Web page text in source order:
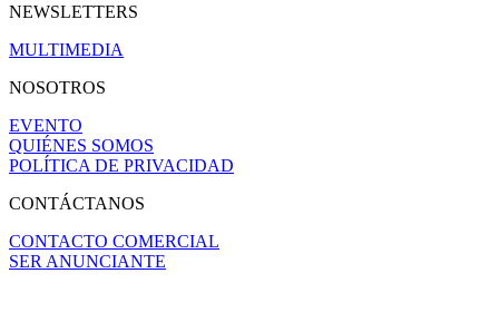
NEWSLETTERS
MULTIMEDIA
NOSOTROS
EVENTO
QUIÉNES SOMOS
POLÍTICA DE PRIVACIDAD
CONTÁCTANOS
CONTACTO COMERCIAL
SER ANUNCIANTE